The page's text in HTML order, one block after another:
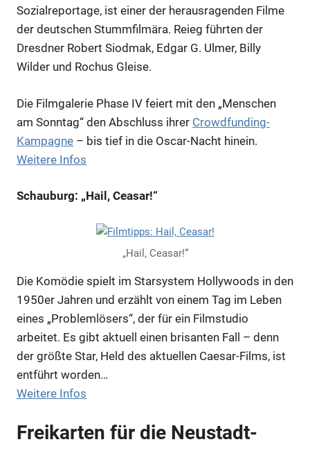
Anzeige
Anzeige
Anzeige
Sozialreportage, ist einer der herausragenden Filme
der deutschen Stummfilmära. Reieg führten der
Dresdner Robert Siodmak, Edgar G. Ulmer, Billy
Wilder und Rochus Gleise.
Die Filmgalerie Phase IV feiert mit den „Menschen
am Sonntag“ den Abschluss ihrer Crowdfunding-
Kampagne – bis tief in die Oscar-Nacht hinein.
Weitere Infos
Schauburg: „Hail, Ceasar!“
„Hail, Ceasar!“
Die Komödie spielt im Starsystem Hollywoods in den
1950er Jahren und erzählt von einem Tag im Leben
eines „Problemlösers“, der für ein Filmstudio
arbeitet. Es gibt aktuell einen brisanten Fall – denn
der größte Star, Held des aktuellen Caesar-Films, ist
entführt worden…
Weitere Infos
Freikarten für die Neustadt-